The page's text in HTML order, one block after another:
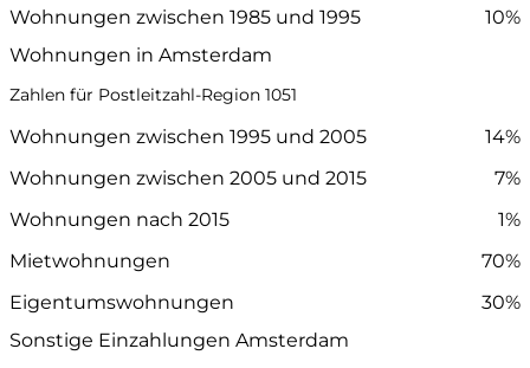
Wohnungen zwischen 1985 und 1995
10%
Wohnungen in Amsterdam
Zahlen für Postleitzahl-Region 1051
Wohnungen zwischen 1995 und 2005
14%
Wohnungen zwischen 2005 und 2015
7%
Wohnungen nach 2015
1%
Mietwohnungen
70%
Eigentumswohnungen
30%
Sonstige Einzahlungen Amsterdam